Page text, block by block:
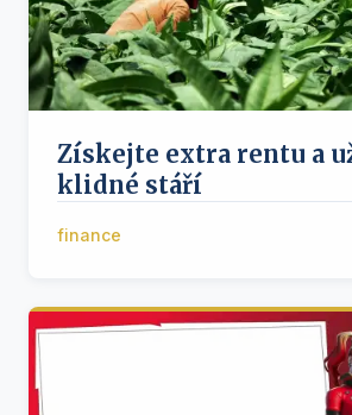
Získejte extra rentu a
klidné stáří
finance